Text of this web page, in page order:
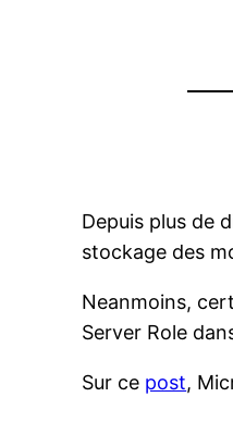
Depuis plus de
stockage des
Neanmoins,
Server Role
Sur ce post,